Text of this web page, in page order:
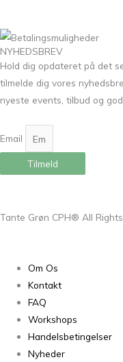
NYHEDSBREV
Hold dig opdateret på det
tilmelde dig vores
nyeste events, tilbud og
Email
Tilmeld
Tante Grøn CPH® All
Om Os
Kontakt
FAQ
Workshops
Handelsbetingelser
Nyheder